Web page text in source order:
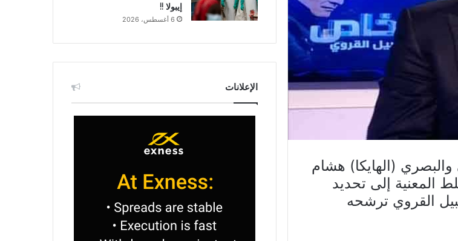
والبصري (الهايكا) هشام
المعنية إلى تحديد
القروي ترشحه
إيبولا !!
6 أغسطس، 2026
الإعلانات